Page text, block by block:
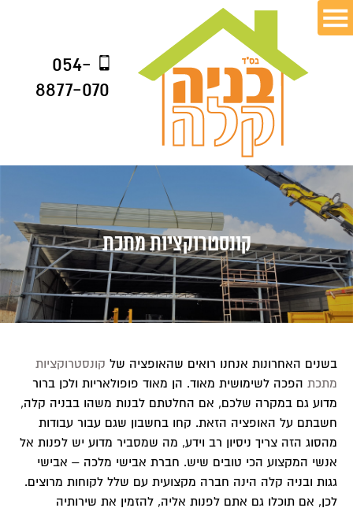
054-
8877-070
קונסטרוקציות מתכת
בשנים האחרונות אנחנו רואים שהאופציה של קונסטרוקציות
מתכת הפכה לשימושית מאוד. הן מאוד פופולאריות ולכן ברור
מדוע גם במקרה שלכם, אם החלטתם לבנות משהו בבניה קלה,
חשבתם על האופציה הזאת. קחו בחשבון שגם עבור עבודות
מהסוג הזה צריך ניסיון רב וידע, מה שמסביר מדוע יש לפנות אל
אנשי המקצוע הכי טובים שיש. חברת אבישי מלכה – אבישי
גגות ובניה קלה הינה חברה מקצועית עם שלל לקוחות מרוצים.
לכן, אם תוכלו גם אתם לפנות אליה, להזמין את שירותיה